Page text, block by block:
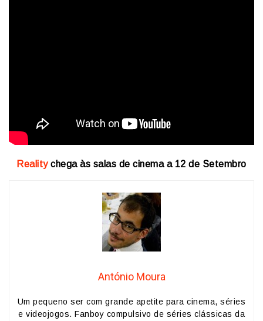
Realitychega às salas de cinema a 12 de Setembro
António Moura
Um pequeno ser com grande apetite para cinema, séries
e videojogos. Fanboy compulsivo de séries clássicas da